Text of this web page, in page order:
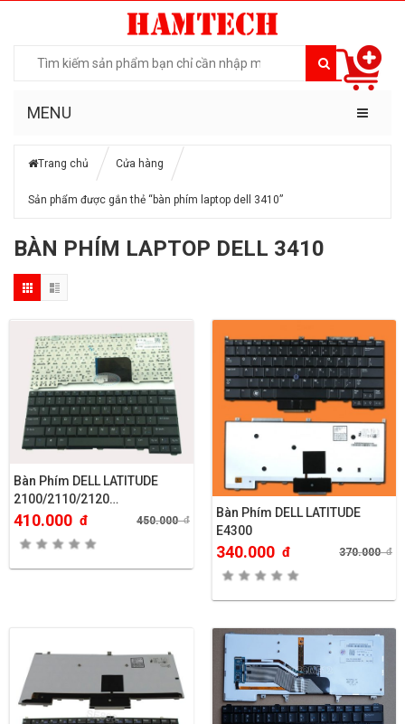
MENU
Trang chủ Cửa hàng
Sản phẩm được gắn thẻ “bàn phím laptop dell 3410”
BÀN PHÍM LAPTOP DELL 3410
Bàn Phím DELL LATITUDE
2100/2110/2120…
410.000 đ 450.000đ
Bàn Phím DELL LATITUDE
E4300
340.000 đ 370.000đ